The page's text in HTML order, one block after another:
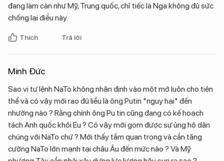
đang làm càn như Mỹ, Trung quốc, chỉ tiếc là Nga không đủ sức
chống lại điều này.
Thích Trả lời
Minh Đức
Sao vị tư lệnh NaTo không nhận định vào một mớ luôn cho tiện
thể và có vậy mới rao đủ liều là ông Putin "nguy hại" đến
nhường nào ? Rằng chính ông Pu tin cũng đang có kế hoạch
tách Anh quốc khỏi Eu ? Có vậy mới gom được sự ủng hộ dân
chúng với NaTo chứ ? Mới thấy tầm quan trọng và cần tăng
cường NaTo lớn mạnh tại châu Âu đến mức nào ? Và Mỹ